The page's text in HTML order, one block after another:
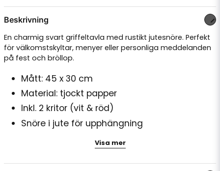
Beskrivning
En charmig svart griffeltavla med rustikt jutesnöre. Perfekt
för välkomstskyltar, menyer eller personliga meddelanden
på fest och bröllop.
Mått: 45 x 30 cm
Material: tjockt papper
Inkl. 2 kritor (vit & röd)
Snöre i jute för upphängning
Återanvändbar och kreativ detalj
Visa mer